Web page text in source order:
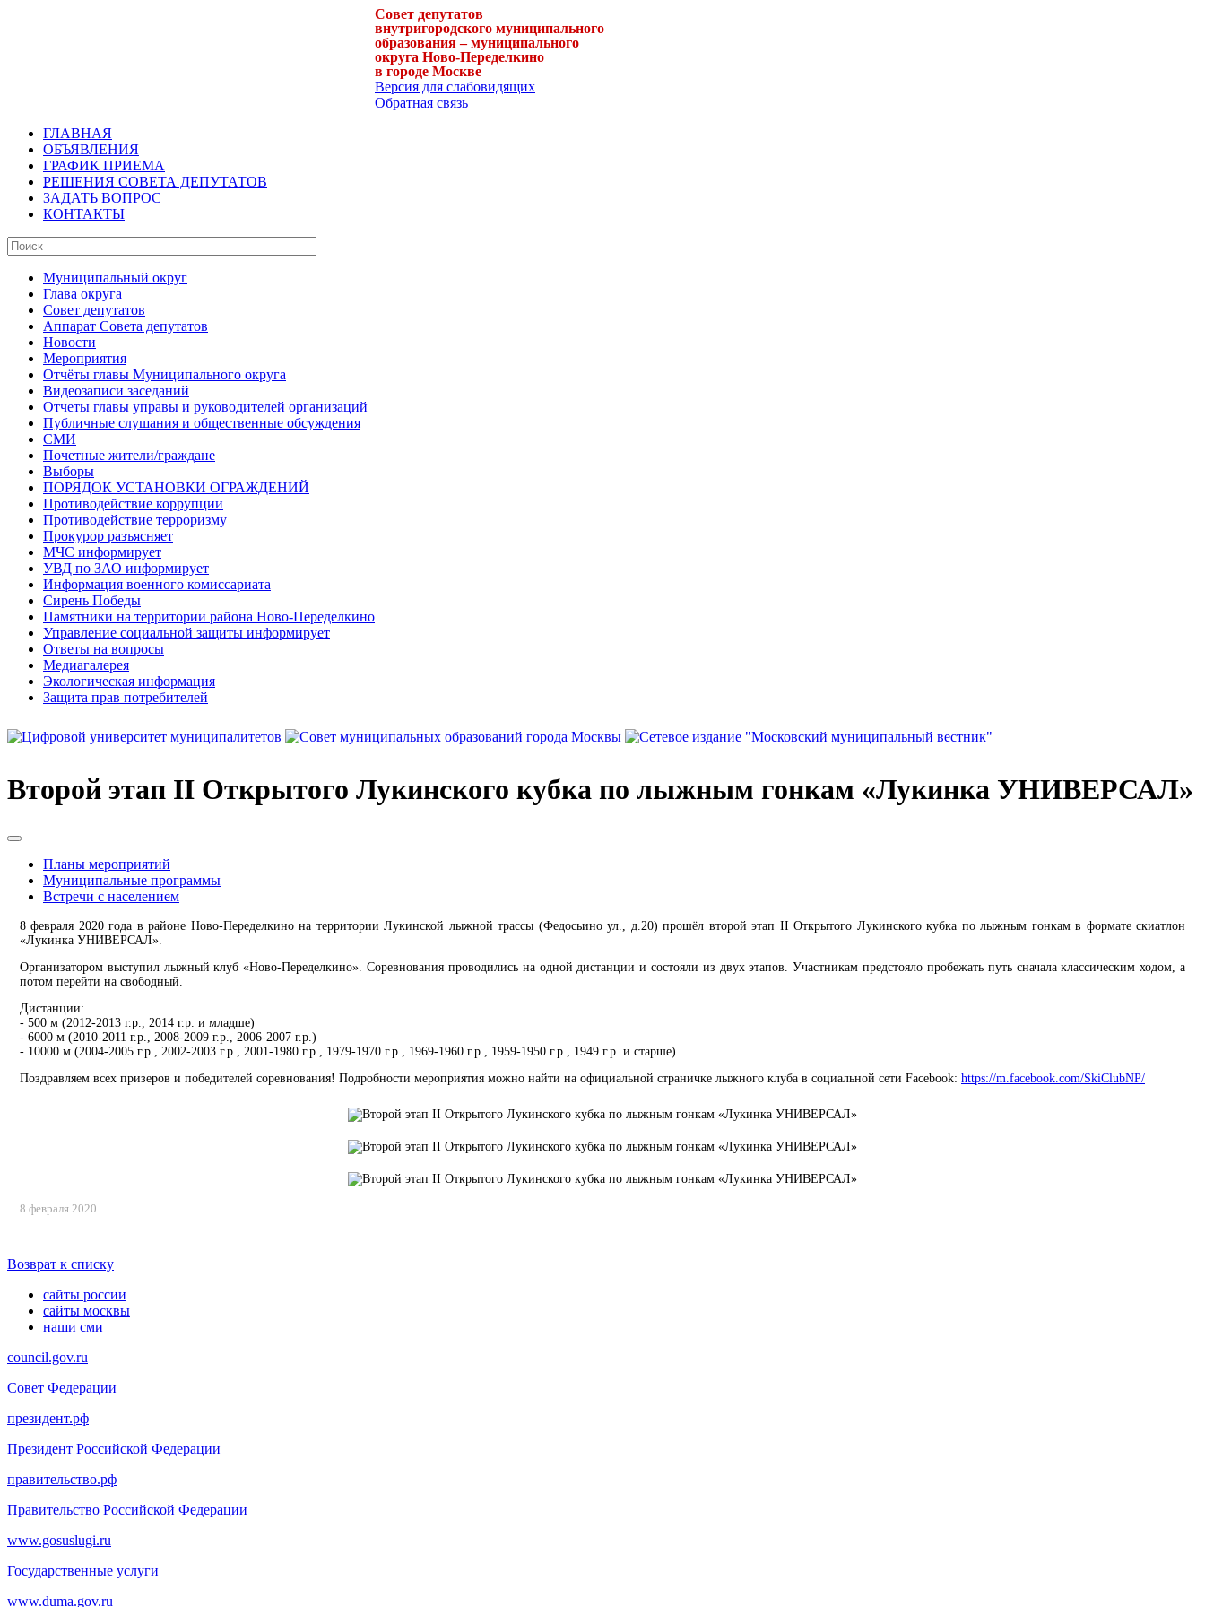
Совет депутатов
внутригородского муниципального
образования – муниципального
округа Ново-Переделкино
в городе Москве
Версия для слабовидящих
Обратная связь
ГЛАВНАЯ
ОБЪЯВЛЕНИЯ
ГРАФИК ПРИЕМА
РЕШЕНИЯ СОВЕТА ДЕПУТАТОВ
ЗАДАТЬ ВОПРОС
КОНТАКТЫ
Муниципальный округ
Глава округа
Совет депутатов
Аппарат Совета депутатов
Новости
Мероприятия
Отчёты главы Муниципального округа
Видеозаписи заседаний
Отчеты главы управы и руководителей организаций
Публичные слушания и общественные обсуждения
СМИ
Почетные жители/граждане
Выборы
ПОРЯДОК УСТАНОВКИ ОГРАЖДЕНИЙ
Противодействие коррупции
Противодействие терроризму
Прокурор разъясняет
МЧС информирует
УВД по ЗАО информирует
Информация военного комиссариата
Сирень Победы
Памятники на территории района Ново-Переделкино
Управление социальной защиты информирует
Ответы на вопросы
Медиагалерея
Экологическая информация
Защита прав потребителей
Второй этап II Открытого Лукинского кубка по лыжным гонкам «Лукинка УНИВЕРСАЛ»
Планы мероприятий
Муниципальные программы
Встречи с населением
8 февраля 2020 года в районе Ново-Переделкино на территории Лукинской лыжной трассы (Федосьино ул., д.20) прошёл второй этап II Открытого Лукинского кубка по лыжным гонкам в формате скиатлон
«Лукинка УНИВЕРСАЛ».
Организатором выступил лыжный клуб «Ново-Переделкино». Соревнования проводились на одной дистанции и состояли из двух этапов. Участникам предстояло пробежать путь сначала классическим ходом, а
потом перейти на свободный.
Дистанции:
- 500 м (2012-2013 г.р., 2014 г.р. и младше)|
- 6000 м (2010-2011 г.р., 2008-2009 г.р., 2006-2007 г.р.)
- 10000 м (2004-2005 г.р., 2002-2003 г.р., 2001-1980 г.р., 1979-1970 г.р., 1969-1960 г.р., 1959-1950 г.р., 1949 г.р. и старше).
Поздравляем всех призеров и победителей соревнования! Подробности мероприятия можно найти на официальной страничке лыжного клуба в социальной сети Facebook: https://m.facebook.com/SkiClubNP/
8 февраля 2020
Возврат к списку
сайты россии
сайты москвы
наши сми
council.gov.ru
Совет Федерации
президент.рф
Президент Российской Федерации
правительство.рф
Правительство Российской Федерации
www.gosuslugi.ru
Государственные услуги
www.duma.gov.ru